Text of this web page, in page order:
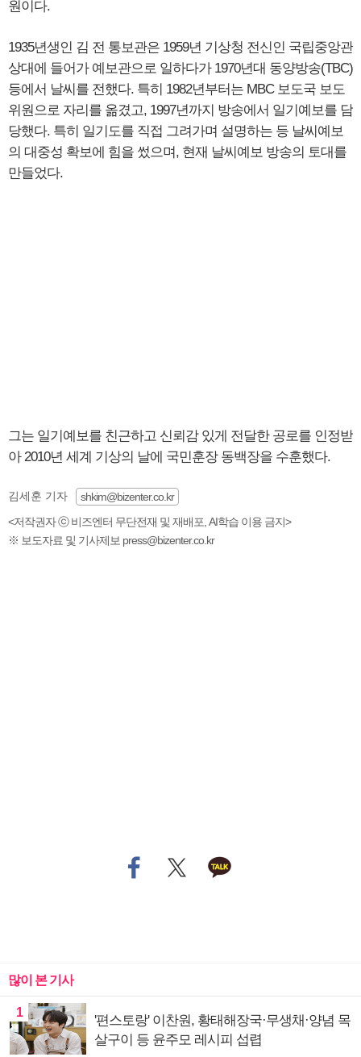
원이다.
1935년생인 김 전 통보관은 1959년 기상청 전신인 국립중앙관
상대에 들어가 예보관으로 일하다가 1970년대 동양방송(TBC)
등에서 날씨를 전했다. 특히 1982년부터는 MBC 보도국 보도
위원으로 자리를 옮겼고, 1997년까지 방송에서 일기예보를 담
당했다. 특히 일기도를 직접 그려가며 설명하는 등 날씨예보
의 대중성 확보에 힘을 썼으며, 현재 날씨예보 방송의 토대를
만들었다.
그는 일기예보를 친근하고 신뢰감 있게 전달한 공로를 인정받
아 2010년 세계 기상의 날에 국민훈장 동백장을 수훈했다.
김세훈 기자
shkim@bizenter.co.kr
<저작권자 ⓒ 비즈엔터 무단전재 및 재배포, AI학습 이용 금지>
※ 보도자료 및 기사제보 press@bizenter.co.kr
많이 본 기사
1
'편스토랑' 이찬원, 황태해장국·무생채·양념 목
살구이 등 윤주모 레시피 섭렵